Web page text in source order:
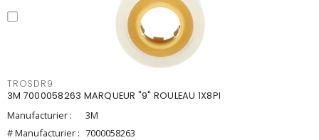
TROSDR9
3M 7000058263 MARQUEUR "9" ROULEAU 1X8PI
Manufacturier :
3M
# Manufacturier : 7000058263